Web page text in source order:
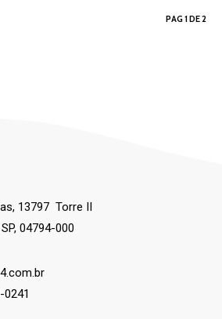
PAG 1 DE 2
13797 Torre II
04794-000
0241